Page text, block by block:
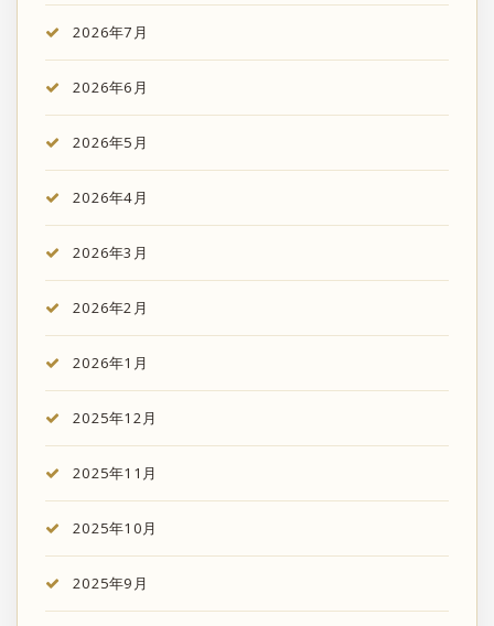
2026年7月
2026年6月
2026年5月
2026年4月
2026年3月
2026年2月
2026年1月
2025年12月
2025年11月
2025年10月
2025年9月